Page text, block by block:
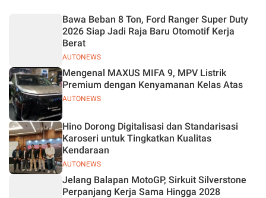
AUTONEWS
Bawa Beban 8 Ton, Ford Ranger Super Duty
2026 Siap Jadi Raja Baru Otomotif Kerja
Berat
AUTONEWS
Mengenal MAXUS MIFA 9, MPV Listrik
Premium dengan Kenyamanan Kelas Atas
AUTONEWS
Hino Dorong Digitalisasi dan Standarisasi
Karoseri untuk Tingkatkan Kualitas
Kendaraan
Jelang Balapan MotoGP, Sirkuit Silverstone
Perpanjang Kerja Sama Hingga 2028